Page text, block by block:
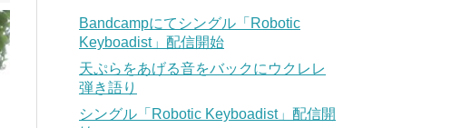
Bandcampにてシングル「Robotic
Keyboadist」配信開始
天ぷらをあげる音をバックにウクレレ
弾き語り
シングル「Robotic Keyboadist」配信開